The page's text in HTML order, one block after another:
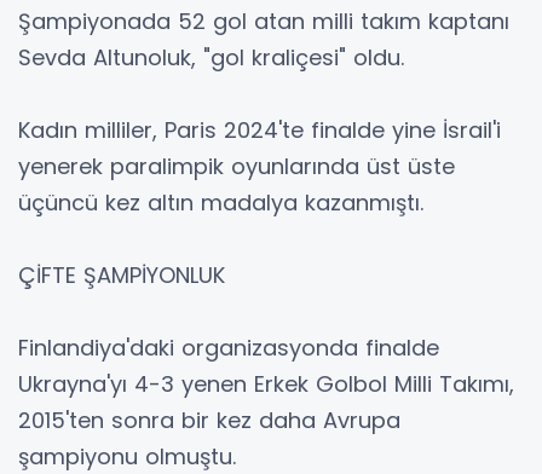
Şampiyonada 52 gol atan milli takım kaptanı
Sevda Altunoluk, "gol kraliçesi" oldu.
Kadın milliler, Paris 2024'te finalde yine İsrail'i
yenerek paralimpik oyunlarında üst üste
üçüncü kez altın madalya kazanmıştı.
ÇİFTE ŞAMPİYONLUK
Finlandiya'daki organizasyonda finalde
Ukrayna'yı 4-3 yenen Erkek Golbol Milli Takımı,
2015'ten sonra bir kez daha Avrupa
şampiyonu olmuştu.